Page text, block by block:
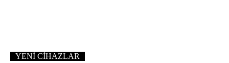
YENI CIHAZLAR